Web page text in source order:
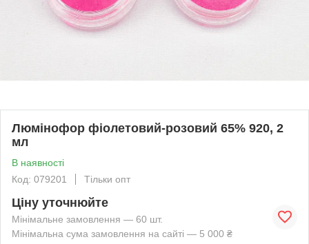
Люмінофор фіолетовий-розовий 65% 920, 2
мл
В наявності
Код: 079201
Тільки опт
Ціну уточнюйте
Мінімальне замовлення — 60 шт.
Мінімальна сума замовлення на сайті — 5 000 ₴